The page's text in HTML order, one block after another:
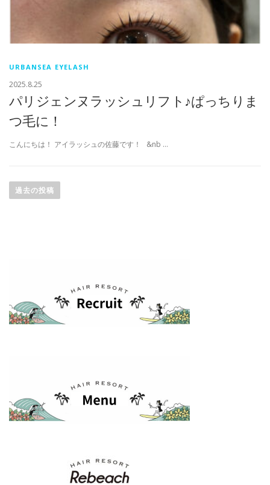
URBANSEA EYELASH
2025.8.25
パリジェンヌラッシュリフト♪ぱっちりま
つ毛に！
こんにちは！ アイラッシュの佐藤です！ &nb …
稿
ン
過去の投稿